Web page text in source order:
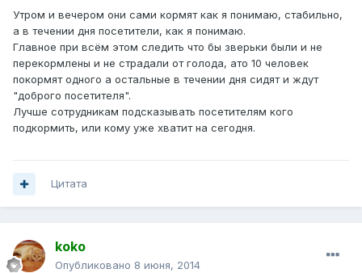
Утром и вечером они сами кормят как я понимаю, стабильно,
а в течении дня посетители, как я понимаю.
Главное при всём этом следить что бы зверьки были и не
перекормлены и не страдали от голода, ато 10 человек
покормят одного а остальные в течении дня сидят и ждут
"доброго посетителя".
Лучше сотрудникам подсказывать посетителям кого
подкормить, или кому уже хватит на сегодня.
Цитата
koko
Опубликовано 8 июня, 2014